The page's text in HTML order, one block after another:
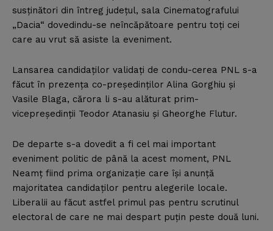
susţinători din întreg judeţul, sala Cinematografului
„Dacia“ dovedindu-se neîncăpătoare pentru toţi cei
care au vrut să asiste la eveniment.
Lansarea candidaţilor validaţi de condu-cerea PNL s-a
făcut în prezenţa co-preşedinţilor Alina Gorghiu şi
Vasile Blaga, cărora li s-au alăturat prim-
vicepreşedinţii Teodor Atanasiu şi Gheorghe Flutur.
De departe s-a dovedit a fi cel mai important
eveniment politic de până la acest moment, PNL
Neamţ fiind prima organizaţie care îşi anunţă
majoritatea candidaţilor pentru alegerile locale.
Liberalii au făcut astfel primul pas pentru scrutinul
electoral de care ne mai despart puţin peste două luni.